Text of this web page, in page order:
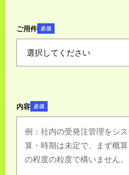
ご用件 必須
内容 必須